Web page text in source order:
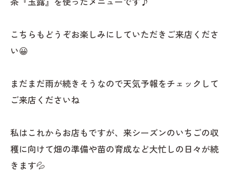
こちらもどうぞお楽しみにしていただきご来店くださ
い😀
まだまだ雨が続きそうなので天気予報をチェックして
ご来店くださいね
私はこれからお店もですが、来シーズンのいちごの収
穫に向けて畑の準備や苗の育成など大忙しの日々が続
きます💦